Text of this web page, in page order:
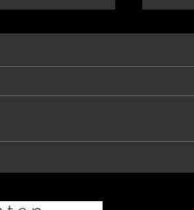
/ Apeldoorn 4
Bike-Run over
en